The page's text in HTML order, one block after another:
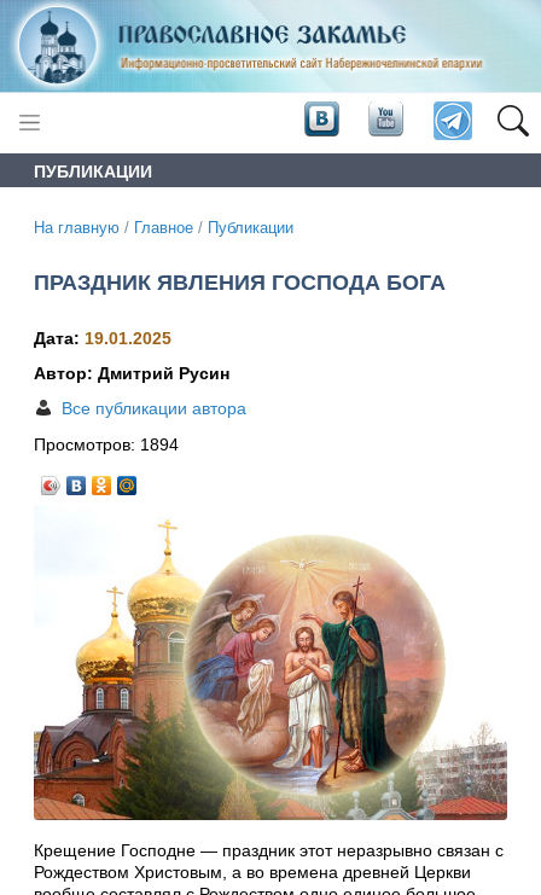
ПУБЛИКАЦИИ
На главную / Главное / Публикации
ПРАЗДНИК ЯВЛЕНИЯ ГОСПОДА БОГА
Дата: 19.01.2025
Автор: Дмитрий Русин
Все публикации автора
Просмотров: 1894
Крещение Господне — праздник этот неразрывно связан с
Рождеством Христовым, а во времена древней Церкви